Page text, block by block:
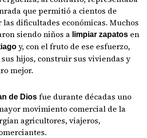
que permitió a cientos de
dificultades económicas. Muchos
siendo niños a limpiar zapatos en
y, con el fruto de ese esfuerzo,
hijos, construir sus viviendas y
mejor.
de Dios fue durante décadas uno
movimiento comercial de la
agricultores, viajeros,